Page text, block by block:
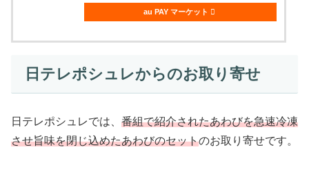
au PAY マーケット
日テレポシュレからのお取り寄せ
日テレポシュレでは、 番組で紹介されたあわびを急速冷凍
させ旨味を閉じ込めたあわびのセットのお取り寄せです。